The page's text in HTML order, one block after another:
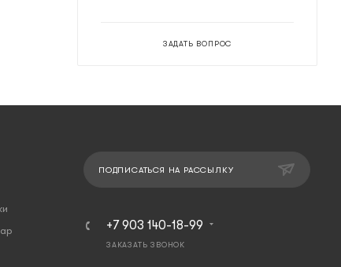
ЗАДАТЬ ВОПРОС
ПОДПИСАТЬСЯ НА РАССЫЛКУ
+7 903 140-18-99
ЗАКАЗАТЬ ЗВОНОК